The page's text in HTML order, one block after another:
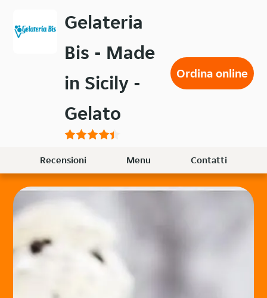
contenuto
Gelateria
Bis - Made
in Sicily -
Gelato
Ordina online
Recensioni Menu Contatti